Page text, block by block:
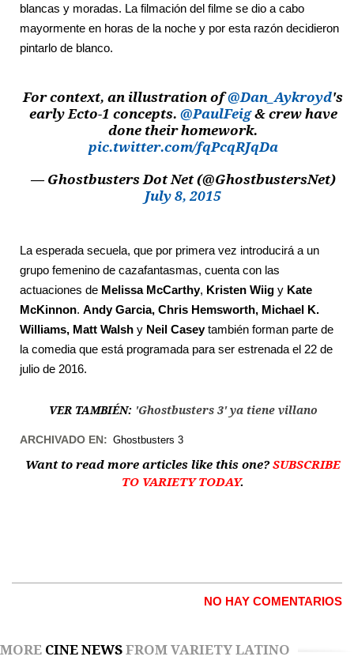
blancas y moradas. La filmación del filme se dio a cabo
mayormente en horas de la noche y por esta razón decidieron
pintarlo de blanco.
For context, an illustration of@Dan_Aykroyd's
early Ecto-1 concepts. @PaulFeig& crew have
done their homework.
pic.twitter.com/fqPcqRJqDa
— Ghostbusters Dot Net (@GhostbustersNet)
July 8, 2015
La esperada secuela, que por primera vez introducirá a un
grupo femenino de cazafantasmas, cuenta con las
actuaciones de Melissa McCarthy, Kristen Wiig y Kate
McKinnon. Andy Garcia, Chris Hemsworth, Michael K.
Williams, Matt Walsh y Neil Caseytambién forman parte de
la comedia que está programada para ser estrenada el 22 de
julio de 2016.
VER TAMBIÉN: 'Ghostbusters 3' ya tiene villano
ARCHIVADO EN: Ghostbusters 3
Want to read more articles like this one?SUBSCRIBE
TO VARIETY TODAY.
NO HAY COMENTARIOS
MORE CINE NEWS FROM VARIETY LATINO